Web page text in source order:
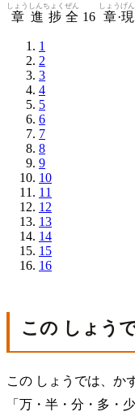
章
しょう
進捗
しんちょく
全
ぜん
16 章
しょう
·
げ
1
2
3
4
5
6
7
8
9
10
11
12
13
14
15
16
この しょう
この しょうでは、か
「万・半・分・多・